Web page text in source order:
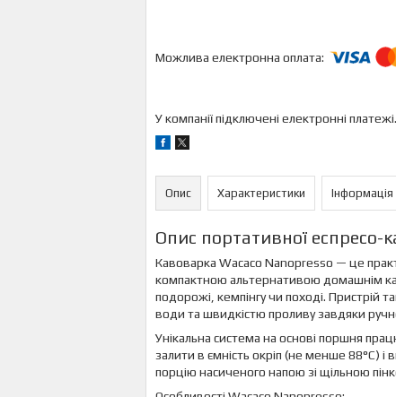
У компанії підключені електронні
Опис Характеристики
Опис портативної еспресо-
Кавоварка Wacaco Nanopresso — це
компактною альтернативою домашнім
подорожі, кемпінгу чи поході.
води та швидкістю проливу завдяки
Унікальна система на основі поршня
залити в ємність окріп (не менше 88°C) і
порцію насиченого напою зі щільною